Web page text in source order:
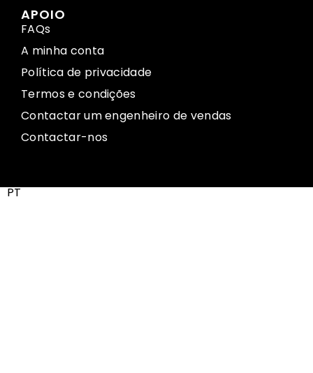
APOIO
FAQs
A minha conta
Política de privacidade
Termos e condições
Contactar um engenheiro de vendas
Contactar-nos
PT